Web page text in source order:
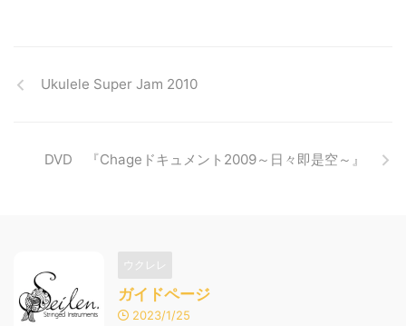
Ukulele Super Jam 2010
DVD 『Chageドキュメント2009～日々即是空～』
ウクレレ
ガイドページ
2023/1/25